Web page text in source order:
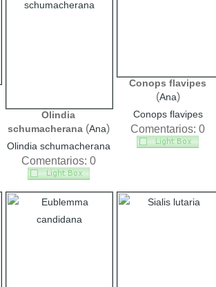
Olindia
schumacherana(Ana)
Olindia schumacherana
Comentarios: 0
Conops flavipes
(Ana)
Conops flavipes
Comentarios: 0